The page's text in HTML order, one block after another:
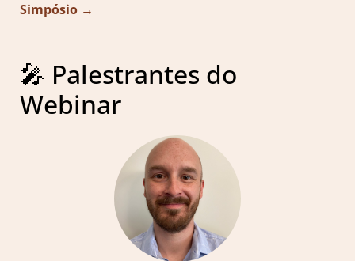
Simpósio →
🎤 Palestrantes do
Webinar